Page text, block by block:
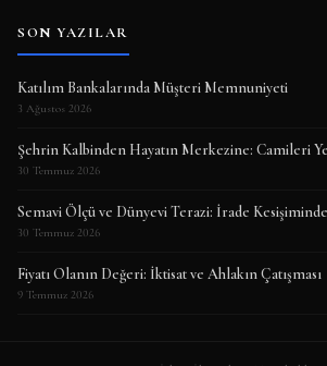
SON YAZILAR
Katılım Bankalarında Müşteri Memnuniyeti
3 Ağustos 2026
Şehrin Kalbinden Hayatın Merkezine: Camileri
30 Temmuz 2026
Semavi Ölçü ve Dünyevi Terazi: İrade
30 Temmuz 2026
Fiyatı Olanın Değeri: İktisat ve Ahlakın Çatışması
9 Temmuz 2026